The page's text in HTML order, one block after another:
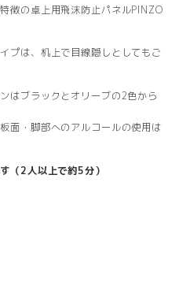
徴の卓上用飛沫防止パネルPINZO
プは、机上で目線隠しとしてもご
はブラックとオリーブの2色から
面・脚部へのアルコールの使用は
（2人以上で約5分）